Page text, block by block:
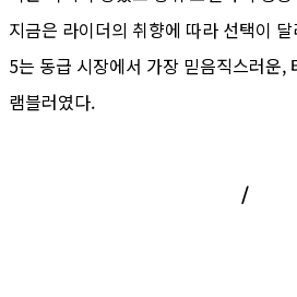
지금은 라이더의 취향에 따라 선택이
5는 동급 시장에서 가장 믿음직스러운,
램블러였다.
/